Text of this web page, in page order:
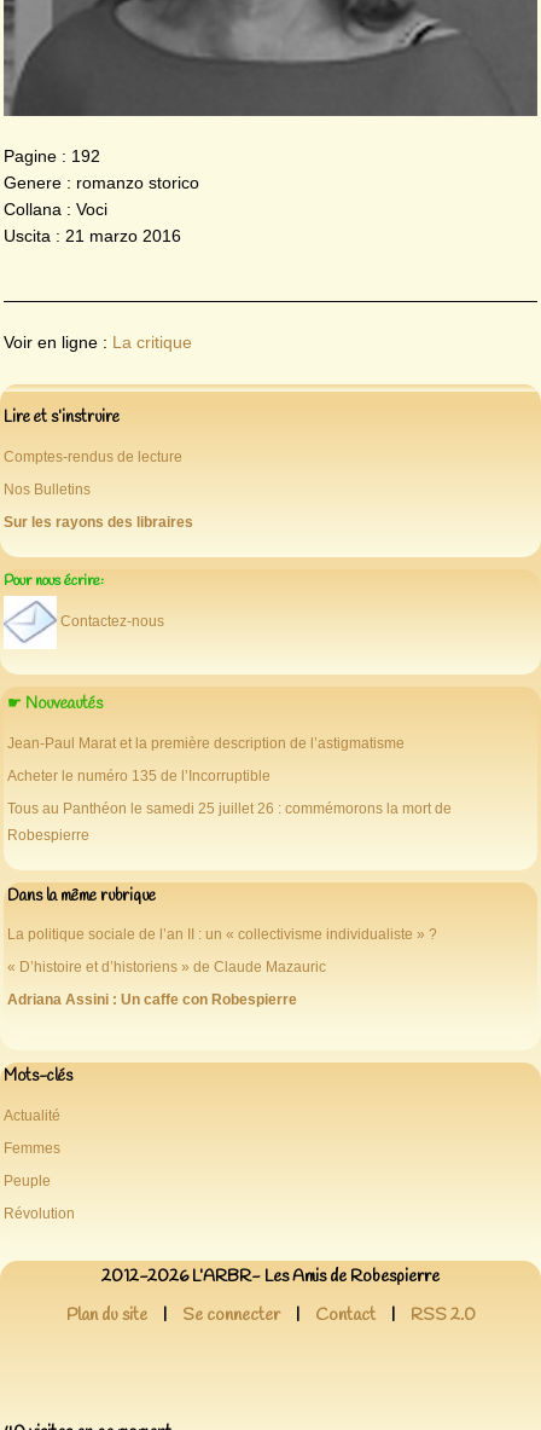
Pagine : 192
Genere : romanzo storico
Collana : Voci
Uscita : 21 marzo 2016
Voir en ligne : La critique
Lire et s’instruire
Comptes-rendus de lecture
Nos Bulletins
Sur les rayons des libraires
Pour nous écrire:
Contactez-nous
☛ Nouveautés
Jean-Paul Marat et la première description de l’astigmatisme
Acheter le numéro 135 de l’Incorruptible
Tous au Panthéon le samedi 25 juillet 26 : commémorons la mort de
Robespierre
Dans la même rubrique
La politique sociale de l’an II : un « collectivisme individualiste » ?
« D’histoire et d’historiens » de Claude Mazauric
Adriana Assini : Un caffe con Robespierre
Mots-clés
Actualité
Femmes
Peuple
Révolution
2012-2026 L’ARBR- Les Amis de Robespierre
Plan du site
| Se connecter | Contact | RSS 2.0